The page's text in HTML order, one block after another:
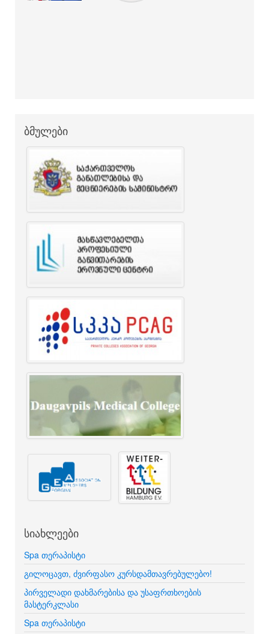
ბმულები
სიახლეები
Spa თერაპისტი
გილოცავთ, ძვირფასო კურსდამთავრებულებო!
პირველადი დახმარებისა და უსაფრთხოების
მასტერკლასი
Spa თერაპისტი